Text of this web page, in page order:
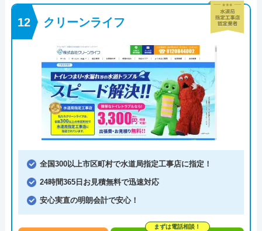
クリーンライフ
全国300以上市区町村で水道局指定工事店に指定！
24時間365日お見積無料で迅速対応
安心実直の明朗会計で安心！
まずは電話相談！